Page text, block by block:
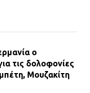
ο
τις δολοφονίες
Μουζακίτη